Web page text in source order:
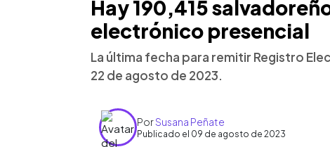
Hay 190,415
electrónico presencial
La última fecha para remitir Registro
22 de agosto de 2023.
PorSusana Peñate
Publicado el 09 de agosto de 2023